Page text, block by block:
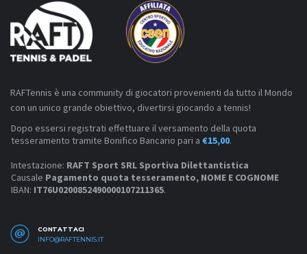
RAFTennis è una community di giocatori provenienti da tutto il Mondo
con un unico grande obiettivo, divertirsi giocando a tennis!
Dopo essersi registrati effettuare il versamento della quota
tesseramento tramite Bonifico Bancario pari a €15,00.
Intestazione: RAFT Sport SRL Sportiva Dilettantistica
Causale Pagamento quota tesseramento, NOME E COGNOME
IBAN: IT76U0200852490000107211365.
CONTATTACI
INFO@RAFTENNIS.IT